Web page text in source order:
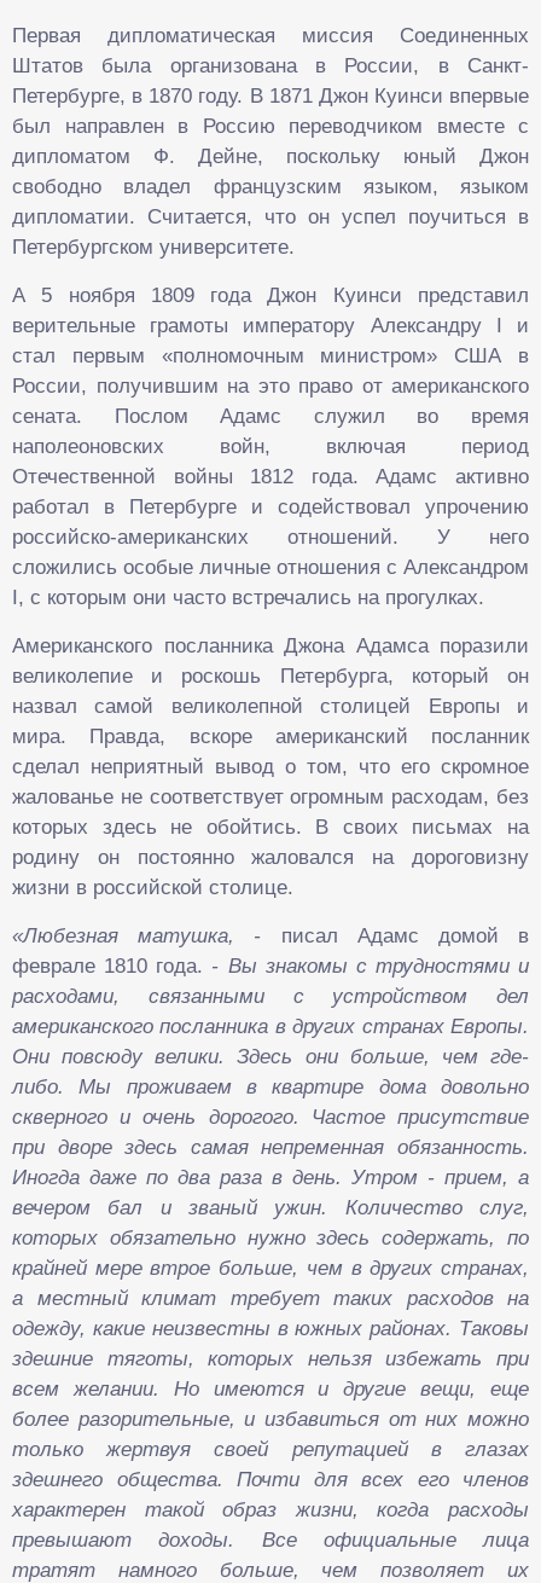
Первая дипломатическая миссия Соединенных
Штатов была организована в России, в Санкт-
Петербурге, в 1870 году. В 1871 Джон Куинси впервые
был направлен в Россию переводчиком вместе с
дипломатом Ф. Дейне, поскольку юный Джон
свободно владел французским языком, языком
дипломатии. Считается, что он успел поучиться в
Петербургском университете.
А 5 ноября 1809 года Джон Куинси представил
верительные грамоты императору Александру I и
стал первым «полномочным министром» США в
России, получившим на это право от американского
сената. Послом Адамс служил во время
наполеоновских войн, включая период
Отечественной войны 1812 года. Адамс активно
работал в Петербурге и содействовал упрочению
российско-американских отношений. У него
сложились особые личные отношения с Александром
I, с которым они часто встречались на прогулках.
Американского посланника Джона Адамса поразили
великолепие и роскошь Петербурга, который он
назвал самой великолепной столицей Европы и
мира. Правда, вскоре американский посланник
сделал неприятный вывод о том, что его скромное
жалованье не соответствует огромным расходам, без
которых здесь не обойтись. В своих письмах на
родину он постоянно жаловался на дороговизну
жизни в российской столице.
«Любезная матушка, - писал Адамс домой в
феврале 1810 года. - Вы знакомы с трудностями и
расходами, связанными с устройством дел
американского посланника в других странах Европы.
Они повсюду велики. Здесь они больше, чем где-
либо. Мы проживаем в квартире дома довольно
скверного и очень дорогого. Частое присутствие
при дворе здесь самая непременная обязанность.
Иногда даже по два раза в день. Утром - прием, а
вечером бал и званый ужин. Количество слуг,
которых обязательно нужно здесь содержать, по
крайней мере втрое больше, чем в других странах,
а местный климат требует таких расходов на
одежду, какие неизвестны в южных районах. Таковы
здешние тяготы, которых нельзя избежать при
всем желании. Но имеются и другие вещи, еще
более разорительные, и избавиться от них можно
только жертвуя своей репутацией в глазах
здешнего общества. Почти для всех его членов
характерен такой образ жизни, когда расходы
превышают доходы. Все официальные лица
тратят намного больше, чем позволяет их